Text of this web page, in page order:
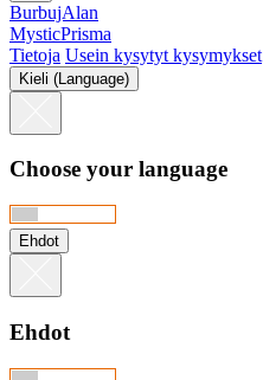
BurbujAlan
MysticPrisma
Tietoja Usein kysytyt kysymykset
Kieli (Language)
Choose your language
Ehdot
Ehdot